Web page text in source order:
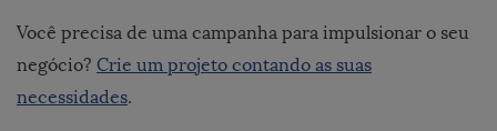
Você precisa de uma campanha para impulsionar o seu
negócio? Crie um projeto contando as suas
necessidades.